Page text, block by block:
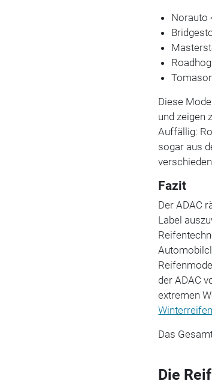
Norauto
Diese
und zeigen
Auffällig:
sogar aus
Fazit
Der ADAC
Label
der ADAC
extremen
Winterreifen
Das
Die